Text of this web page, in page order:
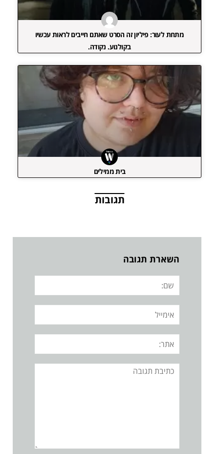
מתחת לעור: פיליון זה הסרט שאתם חייבים לראות עכשיו
בקולנוע. נקודה.
בית ממילים
תגובות
השארת תגובה
שם:
אימייל
אתר:
תגובה